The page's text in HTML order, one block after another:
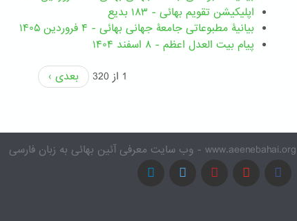
اپلیکیشن تقویم بهائی - ۱۸۳ بدیع
بیانیۀ مطبوعاتی جامعۀ جهانی بهائی - ۴ فروردین ۱۴۰۵
پیام بیت العدل اعظم - ۸ اسفند ۱۴۰۴
1 از 320
بعدی ›
www.aeenebahai.org - وب سایت معرفی آئین بهائی به زبان فارسی